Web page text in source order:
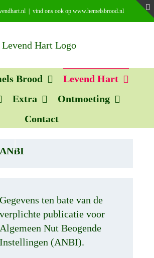
vind ons ook op www.hemelsbrood.nl
Brood
Levend Hart
Extra
Ontmoeting
Contact
ANBI
Gegevens ten bate van de
verplichte publicatie voor
Algemeen Nut Beogende
Instellingen (ANBI).